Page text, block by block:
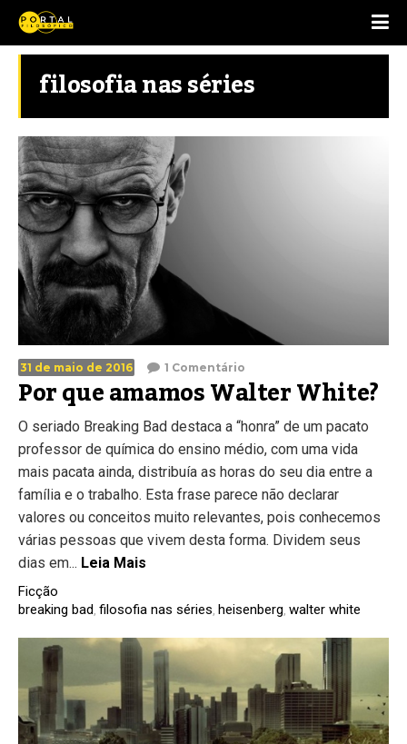
filosofia nas séries
31 de maio de 2016 1 Comentário
Por que amamos Walter White?
O seriado Breaking Bad destaca a “honra” de um pacato
professor de química do ensino médio, com uma vida
mais pacata ainda, distribuía as horas do seu dia entre a
família e o trabalho. Esta frase parece não declarar
valores ou conceitos muito relevantes, pois conhecemos
várias pessoas que vivem desta forma. Dividem seus
dias em... Leia Mais
Ficção
breaking bad filosofia nas séries heisenberg walter white